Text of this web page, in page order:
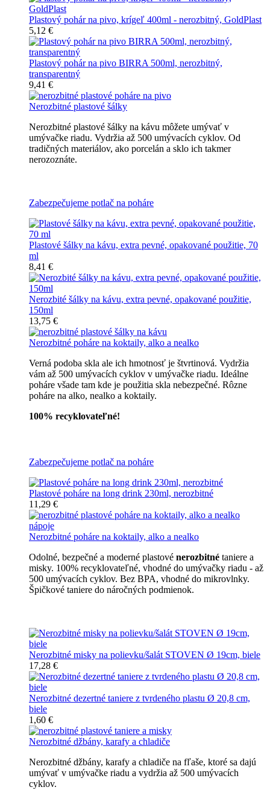
Plastový pohár na pivo, krígeľ 400ml - nerozbitný, GoldPlast
5,12 €
Plastový pohár na pivo BIRRA 500ml, nerozbitný,
transparentný
9,41 €
Nerozbitné plastové šálky
Nerozbitné plastové šálky na kávu môžete umývať v
umývačke riadu. Vydržia až 500 umývacích cyklov. Od
tradičných materiálov, ako porcelán a sklo ich takmer
nerozoznáte.
Zabezpečujeme potlač na poháre
Plastové šálky na kávu, extra pevné, opakované použitie, 70
ml
8,41 €
Nerozbité šálky na kávu, extra pevné, opakované použitie,
150ml
13,75 €
Nerozbitné poháre na koktaily, alko a nealko
Verná podoba skla ale ich hmotnosť je štvrtinová. Vydržia
vám až 500 umývacích cyklov v umývačke riadu. Ideálne
poháre všade tam kde je použitia skla nebezpečné. Rôzne
poháre na alko, nealko a koktaily.
100% recyklovateľné!
Zabezpečujeme potlač na poháre
Plastové poháre na long drink 230ml, nerozbitné
11,29 €
Nerozbitné poháre na koktaily, alko a nealko
Odolné, bezpečné a moderné plastové nerozbitné taniere a
misky. 100% recyklovateľné, vhodné do umývačky riadu - až
500 umývacích cyklov. Bez BPA, vhodné do mikrovlnky.
Špičkové taniere do náročných podmienok.
Nerozbitné misky na polievku/šalát STOVEN Ø 19cm, biele
17,28 €
Nerozbitné dezertné taniere z tvrdeného plastu Ø 20,8 cm,
biele
1,60 €
Nerozbitné džbány, karafy a chladiče
Nerozbitné džbány, karafy a chladiče na fľaše, ktoré sa dajú
umývať v umývačke riadu a vydržia až 500 umývacích
cyklov.